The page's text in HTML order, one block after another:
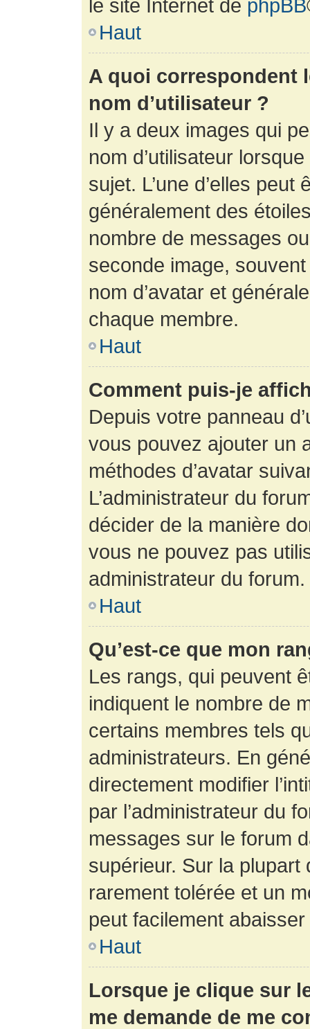
le site Internet de phpBB
Haut
A quoi correspondent
nom d’utilisateur ?
Il y a deux images qui
nom d’utilisateur
sujet. L’une d’elles
généralement des
nombre de messages
seconde image,
nom d’avatar et
chaque membre.
Haut
Comment puis-je
Depuis votre panneau
vous pouvez ajouter un
méthodes d’avatar
L’administrateur du
décider de la manière
vous ne pouvez pas
administrateur du forum.
Haut
Qu’est-ce que mon
Les rangs, qui peuvent
indiquent le nombre de
certains membres tels
administrateurs. En
directement modifier
par l’administrateur du
messages sur le forum
supérieur. Sur la
rarement tolérée et un
peut facilement
Haut
Lorsque je clique sur
me demande de me